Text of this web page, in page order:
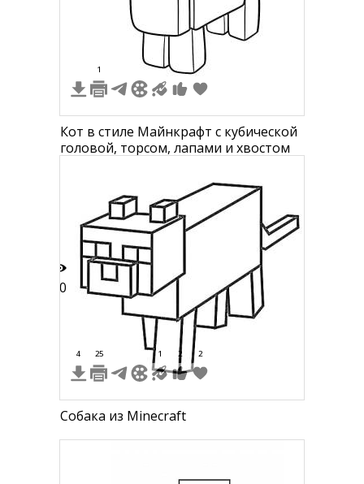
1
Кот в стиле Майнкрафт с кубической
головой, торсом, лапами и хвостом
70
4 25 1 2 2
Собака из Minecraft